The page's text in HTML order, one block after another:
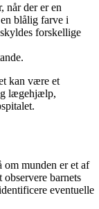
når der er en
blålig farve i
forskellige
kan være et
lægehjælp,
om munden er et af
barnets
eventuelle